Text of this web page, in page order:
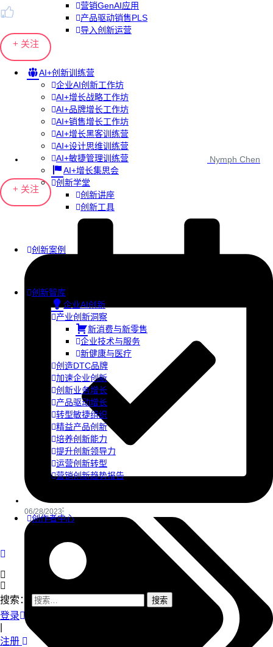
营销GenAI应用
产品驱动销售PLS
导入创新运营
AI+创新训练营
企业AI创新工作坊
AI+增长战略工作坊
AI+品牌增长工作坊
AI+销售增长工作坊
AI+增长黑客训练营
AI+设计思维训练营
AI+敏捷管理训练营
AI+增长集思会
创新学堂
创新讲座
创新工具
创新案例
创新智库
企业AI创新
产业创新洞察
新消费与新零售
企业技术与服务
新健康与医疗
创造DTC品牌
加速企业创新
创新业务增长
产品驱动增长
转型敏捷组织
精益产品创新
培养创新能力
提升创新领导力
运营创新转型
营销创新趋势报告
创作者中心
搜索：
登录
注册
+ 关注
Nymph Chen
+ 关注
06/28/2023